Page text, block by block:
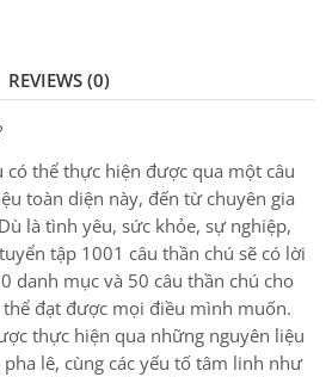
REVIEWS (0)
có thể thực hiện được qua một câu
toàn diện này, đến từ chuyên gia
là tình yêu, sức khỏe, sự nghiệp,
tập 1001 câu thần chú sẽ có lời
danh mục và 50 câu thần chú cho
đạt được mọi điều mình muốn.
thực hiện qua những nguyên liệu
lê, cùng các yếu tố tâm linh như